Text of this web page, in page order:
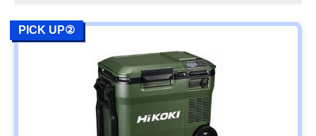
PICK UP②